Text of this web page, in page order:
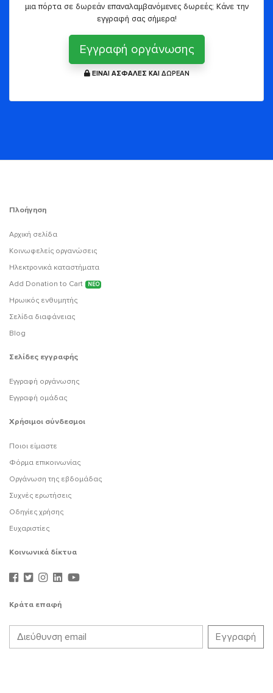
μια πόρτα σε δωρεάν επαναλαμβανόμενες δωρεές; Κάνε την
εγγραφή σας σήμερα!
Εγγραφή οργάνωσης
ΕΙΝΑΙ ΑΣΦΑΛΕΣ ΚΑΙ ΔΩΡΕΑΝ
Πλοήγηση
Αρχική σελίδα
Κοινωφελείς οργανώσεις
Ηλεκτρονικά καταστήματα
Add Donation to Cart
ΝΕΟ
Ηρωικός ενθυμητής
Σελίδα διαφάνειας
Blog
Σελίδες εγγραφής
Εγγραφή οργάνωσης
Εγγραφή ομάδας
Χρήσιμοι σύνδεσμοι
Ποιοι είμαστε
Φόρμα επικοινωνίας
Οργάνωση της εβδομάδας
Συχνές ερωτήσεις
Οδηγίες χρήσης
Ευχαριστίες
Κοινωνικά δίκτυα
Κράτα επαφή